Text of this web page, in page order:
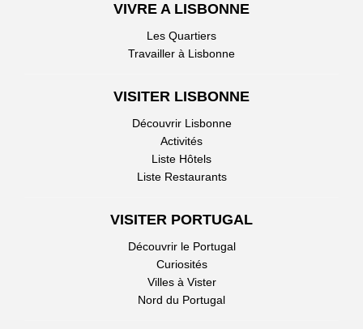
VIVRE A LISBONNE
Les Quartiers
Travailler à Lisbonne
VISITER LISBONNE
Découvrir Lisbonne
Activités
Liste Hôtels
Liste Restaurants
VISITER PORTUGAL
Découvrir le Portugal
Curiosités
Villes à Vister
Nord du Portugal